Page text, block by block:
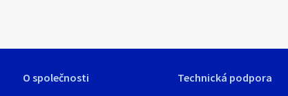
O společnosti Technická podpora